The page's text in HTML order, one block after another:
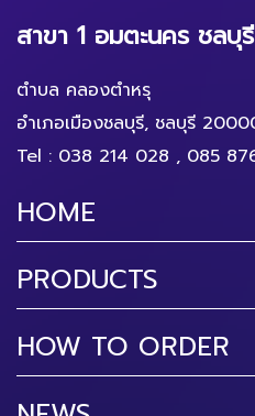
สาขา 1 อมตะนคร ชลบุรี
ตำบล คลองตำหรุ
อำเภอเมืองชลบุรี, ชลบุรี
Tel : 038 214 028 , 085
HOME
PRODUCTS
HOW TO ORDER